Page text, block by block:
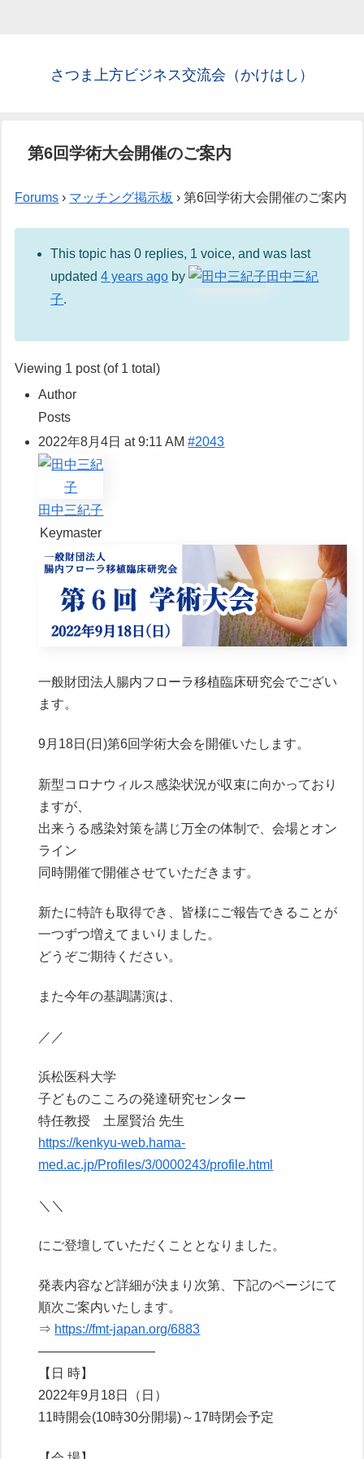
さつま上方ビジネス交流会（かけはし）
第6回学術大会開催のご案内
Forums › マッチング掲示板 › 第6回学術大会開催のご案内
This topic has 0 replies, 1 voice, and was last
updated4 years ago by
田中三紀
子.
Viewing 1 post (of 1 total)
Author
Posts
2022年8月4日 at 9:11 AM #2043
田中三紀子
Keymaster
一般財団法人腸内フローラ移植臨床研究会でござい
ます。
9月18日(日)第6回学術大会を開催いたします。
新型コロナウィルス感染状況が収束に向かっており
ますが、
出来うる感染対策を講じ万全の体制で、会場とオン
ライン
同時開催で開催させていただきます。
新たに特許も取得でき、皆様にご報告できることが
一つずつ増えてまいりました。
どうぞご期待ください。
また今年の基調講演は、
／／
浜松医科大学
子どものこころの発達研究センター
特任教授 土屋賢治 先生
https://kenkyu-web.hama-
med.ac.jp/Profiles/3/0000243/profile.html
＼＼
にご登壇していただくこととなりました。
発表内容など詳細が決まり次第、下記のページにて
順次ご案内いたします。
⇒ https://fmt-japan.org/6883
—————————
【日 時】
2022年9月18日（日）
11時開会(10時30分開場)～17時閉会予定